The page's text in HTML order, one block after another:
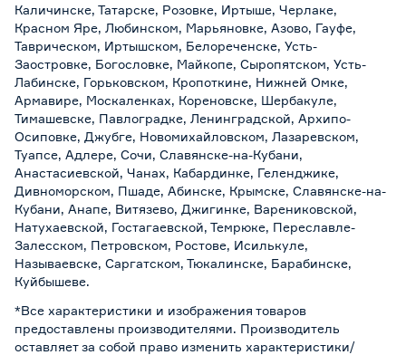
Каличинске, Татарске, Розовке, Иртыше, Черлаке,
Красном Яре, Любинском, Марьяновке, Азово, Гауфе,
Таврическом, Иртышском, Белореченске, Усть-
Заостровке, Богословке, Майкопе, Сыропятском, Усть-
Лабинске, Горьковском, Кропоткине, Нижней Омке,
Армавире, Москаленках, Кореновске, Шербакуле,
Тимашевске, Павлоградке, Ленинградской, Архипо-
Осиповке, Джубге, Новомихайловском, Лазаревском,
Туапсе, Адлере, Сочи, Славянске-на-Кубани,
Анастасиевской, Чанах, Кабардинке, Геленджике,
Дивноморском, Пшаде, Абинске, Крымске, Славянске-на-
Кубани, Анапе, Витязево, Джигинке, Варениковской,
Натухаевской, Гостагаевской, Темрюке, Переславле-
Залесском, Петровском, Ростове, Исилькуле,
Называевске, Саргатском, Тюкалинске, Барабинске,
Куйбышеве.
*Все характеристики и изображения товаров
предоставлены производителями. Производитель
оставляет за собой право изменить характеристики/